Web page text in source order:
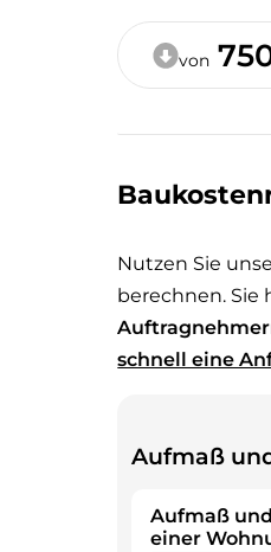
von
Nutzen Sie
berechnen.
schnell eine
Aufmaß
Aufmaß
einer